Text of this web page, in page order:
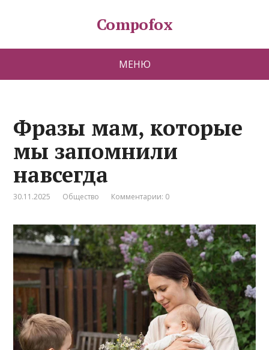
Compofox
МЕНЮ
Фразы мам, которые
мы запомнили
навсегда
30.11.2025 Общество Комментарии: 0